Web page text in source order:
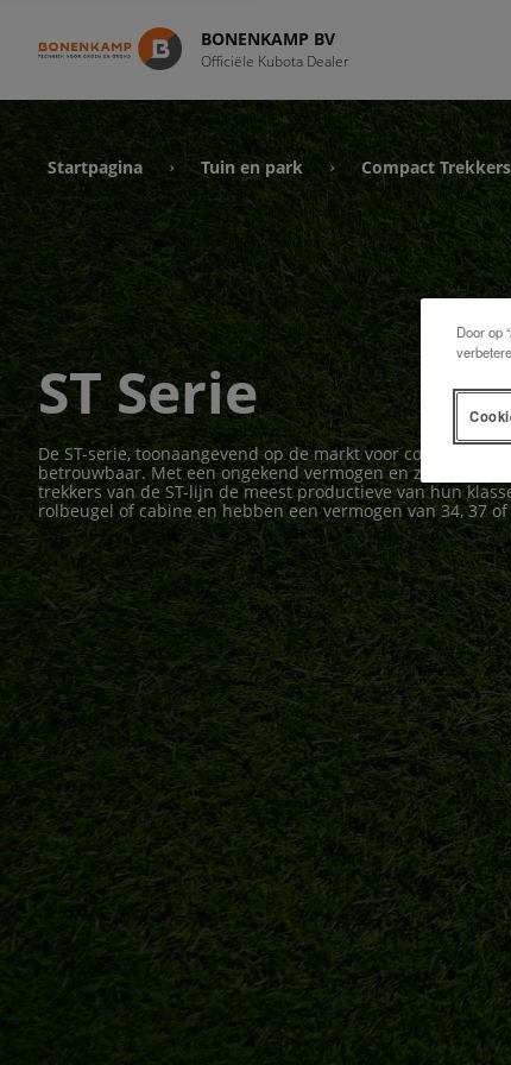
BONENKAMP BV
Officiële Kubota Dealer
Startpagina › Tuin en park › Compact Trekkers
ST Serie
De ST-serie, toonaangevend op de markt voor compacte
betrouwbaar. Met een ongekend vermogen en zijn ideale
trekkers van de ST-lijn de meest productieve van hun
rolbeugel of cabine en hebben een vermogen van 34, 37 of
Door op